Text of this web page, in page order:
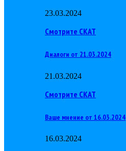
23.03.2024
Смотрите СКАТ
Диалоги от 21.03.2024
21.03.2024
Смотрите СКАТ
Ваше мнение от 16.03.2024
16.03.2024